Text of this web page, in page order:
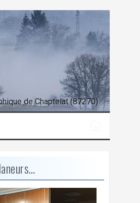
de Chaptelat (87270)